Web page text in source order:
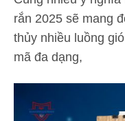
rắn 2025 sẽ mang
thủy nhiều luồng
mã đa dạng,